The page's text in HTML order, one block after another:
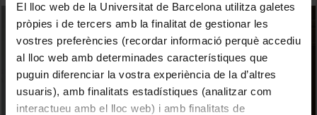
El lloc web de la Universitat de Barcelona utilitza galetes
pròpies i de tercers amb la finalitat de gestionar les
vostres preferències (recordar informació perquè accediu
al lloc web amb determinades característiques que
puguin diferenciar la vostra experiència de la d’altres
usuaris), amb finalitats estadístiques (analitzar com
interactueu amb el lloc web) i amb finalitats de